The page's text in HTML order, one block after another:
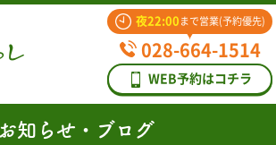
夜22:00 まで営業(予約優先)
028-664-1514
WEB予約はコチラ
お知らせ・ブログ